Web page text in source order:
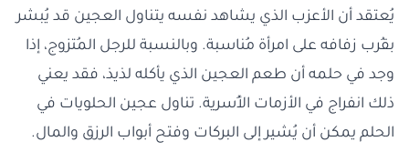
يُعتقد أن الأعزب الذي يشاهد نفسه يتناول العجين قد يُبشر
بقُرب زفافه على امرأة مُناسبة. وبالنسبة للرجل المُتزوج، إذا
وجد في حلمه أن طعم العجين الذي يأكله لذيذ، فقد يعني
ذلك انفراج في الأزمات الأُسرية. تناول عجين الحلويات في
الحلم يمكن أن يُشير إلى البركات وفتح أبواب الرزق والمال.